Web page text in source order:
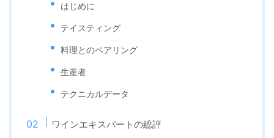
はじめに
テイスティング
料理とのペアリング
生産者
テクニカルデータ
ワインエキスパートの総評